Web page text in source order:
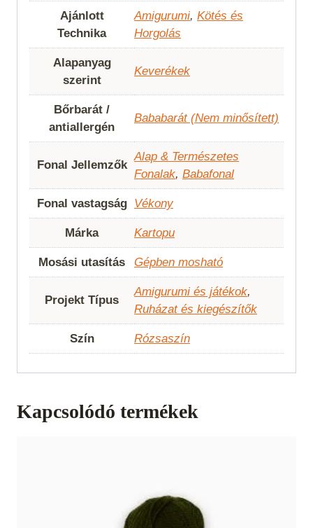
Ajánlott
Technika
Amigurumi, Kötés és
Horgolás
Alapanyag
szerint
Keverékek
Bőrbarát /
antiallergén
Bababarát (Nem minősített)
Fonal Jellemzők
Alap & Természetes
Fonalak, Babafonal
Fonal vastagság Vékony
Márka Kartopu
Mosási utasítás Gépben mosható
Projekt Típus
Amigurumi és játékok,
Ruházat és kiegészítők
Szín Rózsaszín
Kapcsolódó termékek